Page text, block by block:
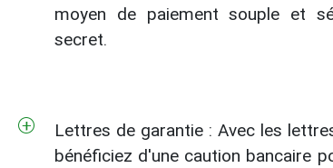
moyen de paiement souple et
secret.
Lettres de garantie : Avec les
bénéficiez d'une caution bancaire